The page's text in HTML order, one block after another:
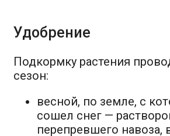
Удобрение
Подкормку растения
сезон:
весной, по земле, с
сошел снег —
перепревшего навоза,